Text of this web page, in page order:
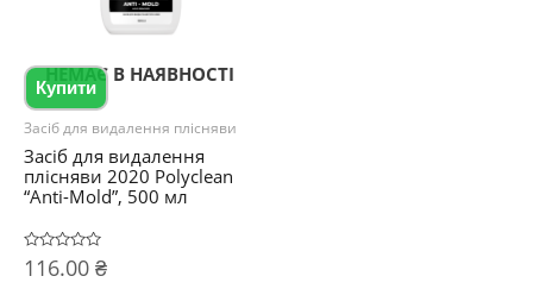
НЕМАЄ В НАЯВНОСТІ
Купити
Засіб для видалення плісняви
Засіб для видалення
плісняви 2020 Polyclean
“Anti-Mold”, 500 мл
Оцінено
в
116.00 ₴